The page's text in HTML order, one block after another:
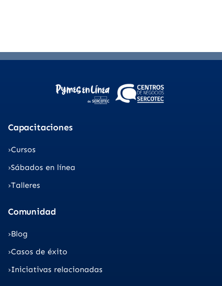
Capacitaciones
Cursos
Sábados en línea
Talleres
Comunidad
Blog
Casos de éxito
Iniciativas relacionadas